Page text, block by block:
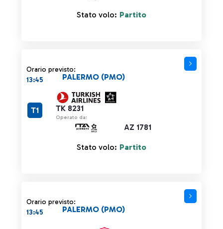
Stato volo: Partito
Orario previsto:
13:45
TK 8231
Operato da:
AZ 1781
PALERMO (PMO)
T1
Stato volo: Partito
Orario previsto:
13:45
PALERMO (PMO)